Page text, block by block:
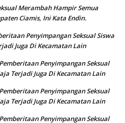
Merambah Hampir Semua
Ciamis, Ini Kata Endin.
Penyimpangan Seksual Siswa
Juga Di Kecamatan Lain
Penyimpangan Seksual
Terjadi Juga Di Kecamatan Lain
Penyimpangan Seksual
Terjadi Juga Di Kecamatan Lain
Penyimpangan Seksual